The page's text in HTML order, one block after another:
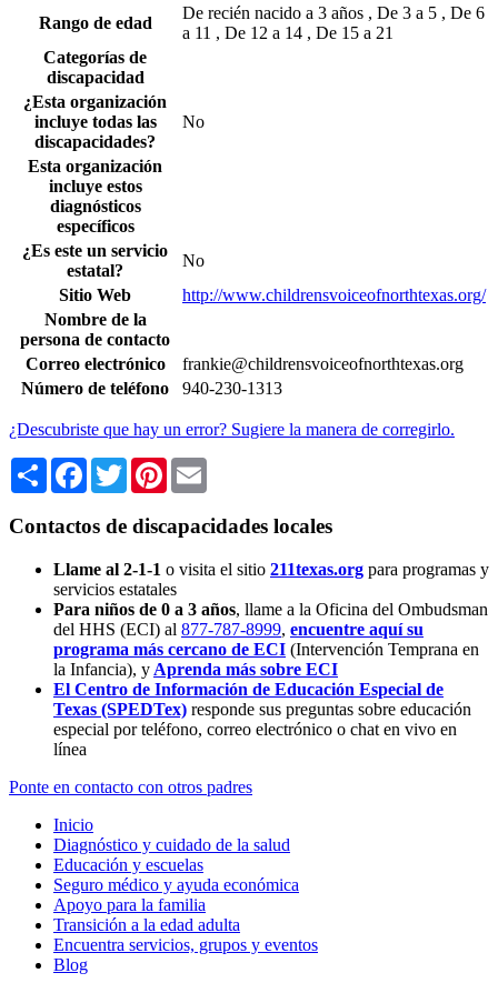
Rango de edad
De recién nacido a 3 años , De 3 a 5 , De 6
a 11 , De 12 a 14 , De 15 a 21
Categorías de
discapacidad
¿Esta organización
incluye todas las
discapacidades?
No
Esta organización
incluye estos
diagnósticos
específicos
¿Es este un servicio
estatal?
No
Sitio Web
http://www.childrensvoiceofnorthtexas.org/
Nombre de la
persona de contacto
Correo electrónico
frankie@childrensvoiceofnorthtexas.org
Número de teléfono
940-230-1313
¿Descubriste que hay un error? Sugiere la manera de corregirlo.
Share Facebook
TwitterPinterest
Contactos de discapacidades locales
Llame al 2-1-1 o visita el sitio 211texas.org para programas y
servicios estatales
Para niños de 0 a 3 años, llame a la Oficina del Ombudsman
del HHS (ECI) al 877-787-8999, encuentre aquí su
programa más cercano de ECI (Intervención Temprana en
la Infancia), y Aprenda más sobre ECI
El Centro de Información de Educación Especial de
Texas (SPEDTex) responde sus preguntas sobre educación
especial por teléfono, correo electrónico o chat en vivo en
línea
Ponte en contacto con otros padres
Inicio
Diagnóstico y cuidado de la salud
Educación y escuelas
Seguro médico y ayuda económica
Apoyo para la familia
Transición a la edad adulta
Encuentra servicios, grupos y eventos
Blog